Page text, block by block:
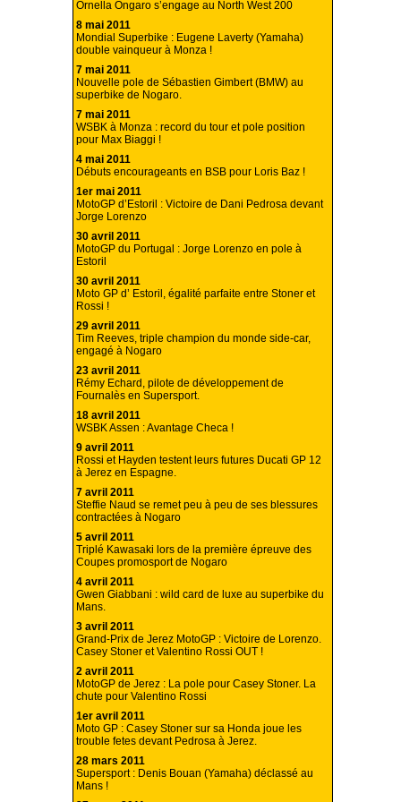
Ornella Ongaro s’engage au North West 200
8 mai 2011
Mondial Superbike : Eugene Laverty (Yamaha)
double vainqueur à Monza !
7 mai 2011
Nouvelle pole de Sébastien Gimbert (BMW) au
superbike de Nogaro.
7 mai 2011
WSBK à Monza : record du tour et pole position
pour Max Biaggi !
4 mai 2011
Débuts encourageants en BSB pour Loris Baz !
1er mai 2011
MotoGP d’Estoril : Victoire de Dani Pedrosa devant
Jorge Lorenzo
30 avril 2011
MotoGP du Portugal : Jorge Lorenzo en pole à
Estoril
30 avril 2011
Moto GP d’ Estoril, égalité parfaite entre Stoner et
Rossi !
29 avril 2011
Tim Reeves, triple champion du monde side-car,
engagé à Nogaro
23 avril 2011
Rémy Echard, pilote de développement de
Fournalès en Supersport.
18 avril 2011
WSBK Assen : Avantage Checa !
9 avril 2011
Rossi et Hayden testent leurs futures Ducati GP 12
à Jerez en Espagne.
7 avril 2011
Steffie Naud se remet peu à peu de ses blessures
contractées à Nogaro
5 avril 2011
Triplé Kawasaki lors de la première épreuve des
Coupes promosport de Nogaro
4 avril 2011
Gwen Giabbani : wild card de luxe au superbike du
Mans.
3 avril 2011
Grand-Prix de Jerez MotoGP : Victoire de Lorenzo.
Casey Stoner et Valentino Rossi OUT !
2 avril 2011
MotoGP de Jerez : La pole pour Casey Stoner. La
chute pour Valentino Rossi
1er avril 2011
Moto GP : Casey Stoner sur sa Honda joue les
trouble fetes devant Pedrosa à Jerez.
28 mars 2011
Supersport : Denis Bouan (Yamaha) déclassé au
Mans !